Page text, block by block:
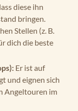
diese ihn
bringen.
Stellen (z. B.
dich die beste
Er ist auf
und eignen sich
Angeltouren im